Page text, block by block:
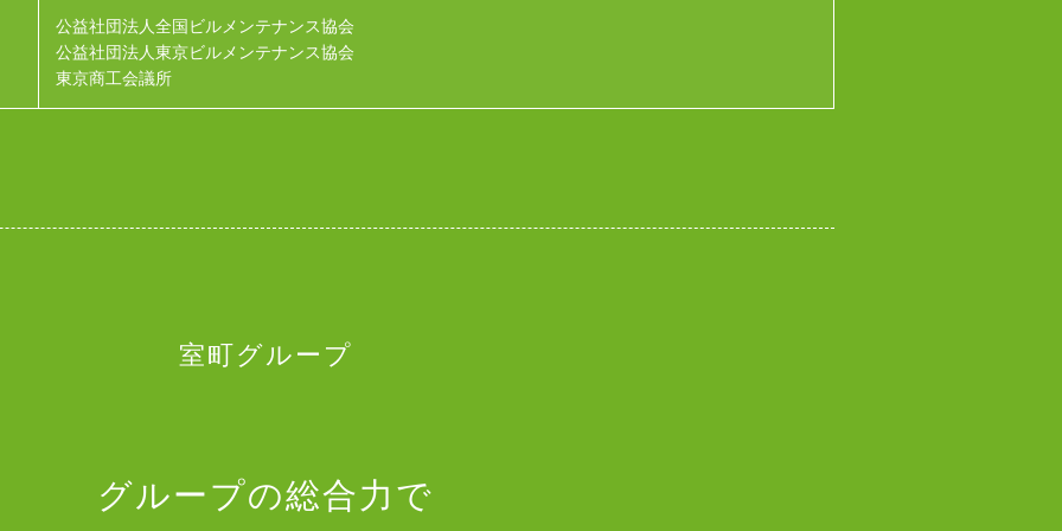
公益社団法人全国ビルメンテナンス協会
公益社団法人東京ビルメンテナンス協会
東京商工会議所
室町グループ
グループの総合力で